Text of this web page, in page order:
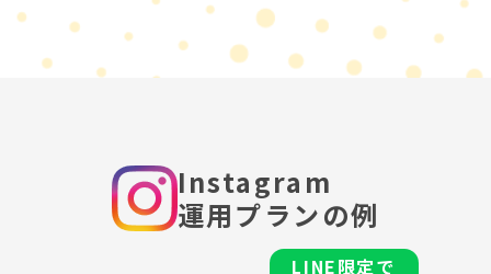
Instagram
運用プランの例
LINE限定で